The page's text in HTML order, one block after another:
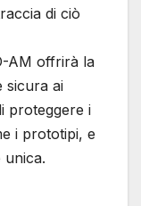
di ciò
AM offrirà la
sicura ai
proteggere i
i prototipi, e
unica.